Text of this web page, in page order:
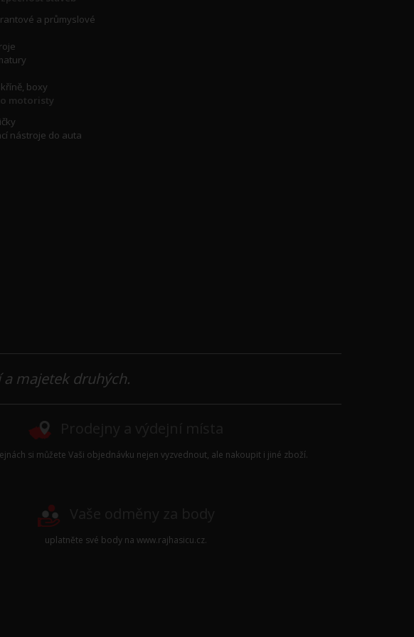
a průmyslové
boxy
motoristy
nástroje do auta
majetek druhých.
si můžete Vaši objednávku nejen vyzvednout, ale nakoupit i jiné zboží.
uplatněte své body na www.rajhasicu.cz.